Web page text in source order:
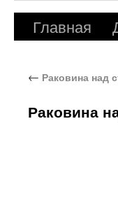
Главная
← Раковина над
Раковина